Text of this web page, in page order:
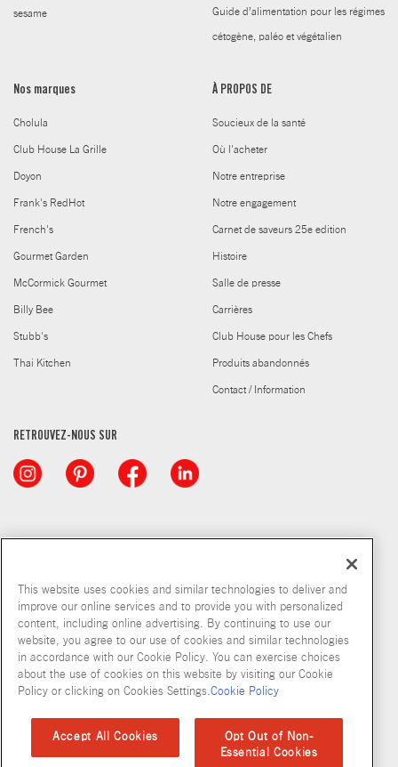
sesame Guide d’alimentation pour les régimes
cétogène, paléo et végétalien
Nos marques
Cholula
Club House La Grille
Doyon
Frank's RedHot
French's
Gourmet Garden
McCormick Gourmet
Billy Bee
Stubb's
Thai Kitchen
À PROPOS DE
Soucieux de la santé
Où l'acheter
Notre entreprise
Notre engagement
Carnet de saveurs 25e edition
Histoire
Salle de presse
Carrières
Club House pour les Chefs
Produits abandonnés
Contact / Information
RETROUVEZ-NOUS SUR
© McCormick & Company, Inc. 2026
Politique en matiere de fichiers temoins
Plan du site
Normes d'accessibilité
This website uses cookies and similar technologies to deliver and
improve our online services and to provide you with personalized
content, including online advertising. By continuing to use our
website, you agree to our use of cookies and similar technologies
in accordance with our Cookie Policy. You can exercise choices
about the use of cookies on this website by visiting our Cookie
Policy or clicking on Cookies Settings.Cookie Policy
Accept All Cookies
Opt Out of Non-
Essential Cookies